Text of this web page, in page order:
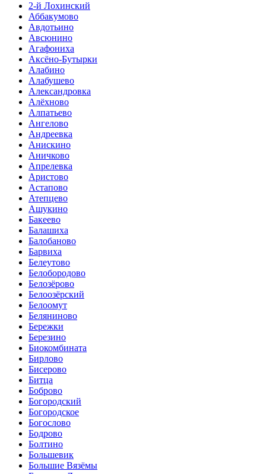
2-й Лохинский
Аббакумово
Авдотьино
Авсюнино
Агафониха
Аксёно-Бутырки
Алабино
Алабушево
Александровка
Алёхново
Алпатьево
Ангелово
Андреевка
Анискино
Аничково
Апрелевка
Аристово
Астапово
Атепцево
Ашукино
Бакеево
Балашиха
Балобаново
Барвиха
Белеутово
Белобородово
Белозёрово
Белоозёрский
Белоомут
Беляниново
Бережки
Березино
Биокомбината
Бирлово
Бисерово
Битца
Боброво
Богородский
Богородское
Богослово
Бодрово
Болтино
Большевик
Большие Вязёмы